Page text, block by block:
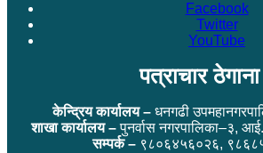
Facebook
Twitter
YouTube
पत्राचार ठेगाना
केन्द्रिय कार्यालय – धनगढी
शाखा कार्यालय –पुनर्वास नगरपालिका–३,
सम्पर्क –९८०६४५६०२६,